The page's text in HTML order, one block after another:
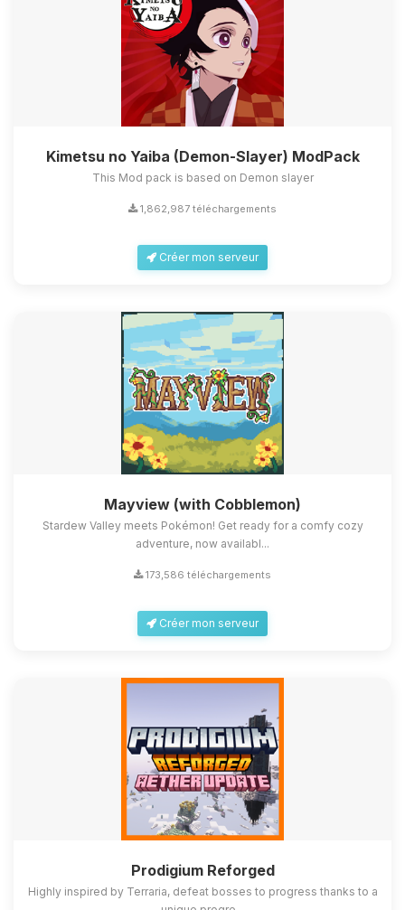
Kimetsu no Yaiba (Demon-Slayer) ModPack
This Mod pack is based on Demon slayer
1,862,987 téléchargements
Créer mon serveur
Mayview (with Cobblemon)
Stardew Valley meets Pokémon! Get ready for a comfy cozy
adventure, now availabl...
173,586 téléchargements
Créer mon serveur
Prodigium Reforged
Highly inspired by Terraria, defeat bosses to progress thanks to a